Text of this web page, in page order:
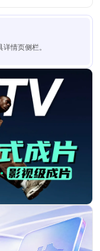
情页侧栏。